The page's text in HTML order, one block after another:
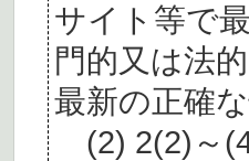
サイト等で
門的又は法
最新の正確
(2) 2(2)～